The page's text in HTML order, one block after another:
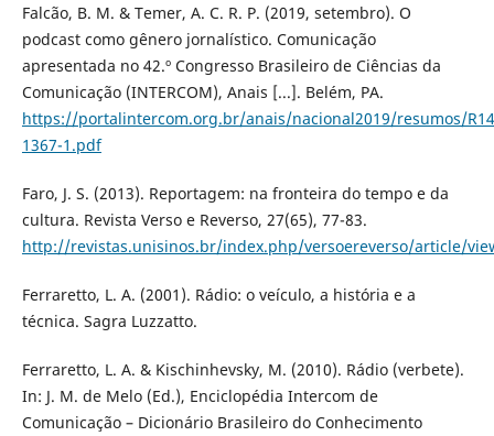
Falcão, B. M. & Temer, A. C. R. P. (2019, setembro). O
podcast como gênero jornalístico. Comunicação
apresentada no 42.º Congresso Brasileiro de Ciências da
Comunicação (INTERCOM), Anais [...]. Belém, PA.
https://portalintercom.org.br/anais/nacional2019/resumos/
1367-1.pdf
Faro, J. S. (2013). Reportagem: na fronteira do tempo e da
cultura. Revista Verso e Reverso, 27(65), 77-83.
http://revistas.unisinos.br/index.php/versoereverso/article/
Ferraretto, L. A. (2001). Rádio: o veículo, a história e a
técnica. Sagra Luzzatto.
Ferraretto, L. A. & Kischinhevsky, M. (2010). Rádio (verbete).
In: J. M. de Melo (Ed.), Enciclopédia Intercom de
Comunicação – Dicionário Brasileiro do Conhecimento